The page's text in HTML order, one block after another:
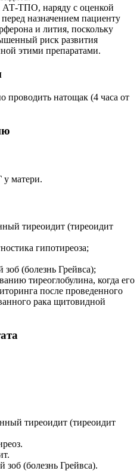
ТПО, наряду с оценкой
назначением пациенту
и лития, поскольку
риск развития
этими препаратами.
проводить натощак (4 часа от
матери.
тиреоидит (тиреоидит
гипотиреоза;
(болезнь Грейвса);
тиреоглобулина, когда его
после проведенного
рака щитовидной
тиреоидит (тиреоидит
(болезнь Грейвса).